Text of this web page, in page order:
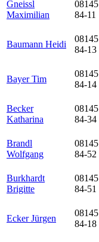
Gneissl
Maximilian
08145
84-11
Baumann Heidi
08145
84-13
Bayer Tim
08145
84-14
Becker
Katharina
08145
84-34
Brandl
Wolfgang
08145
84-52
Burkhardt
Brigitte
08145
84-51
Ecker Jürgen
08145
84-18